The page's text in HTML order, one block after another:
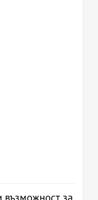
възможност за